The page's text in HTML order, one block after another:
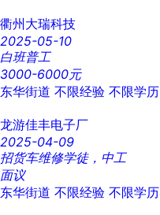
衢州大瑞科技
2025-05-10
白班普工
3000-6000元
东华街道 不限经验 不限学历
龙游佳丰电子厂
2025-04-09
招货车维修学徒，中工
面议
东华街道 不限经验 不限学历